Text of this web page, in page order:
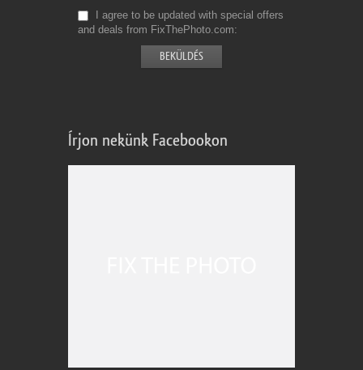
I agree to be updated with special offers
and deals from FixThePhoto.com
Írjon nekünk Facebookon